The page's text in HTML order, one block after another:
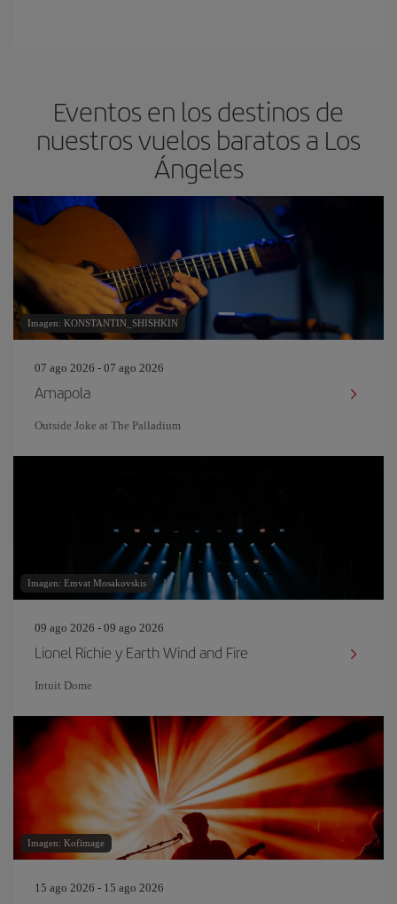
Eventos en los destinos de
nuestros vuelos baratos a Los
Ángeles
Imagen: KONSTANTIN_SHISHKIN
07 ago 2026 - 07 ago 2026
Amapola
Outside Joke at The Palladium
Imagen: Emvat Mosakovskis
09 ago 2026 - 09 ago 2026
Lionel Richie y Earth Wind and Fire
Intuit Dome
Imagen: Kofimage
15 ago 2026 - 15 ago 2026